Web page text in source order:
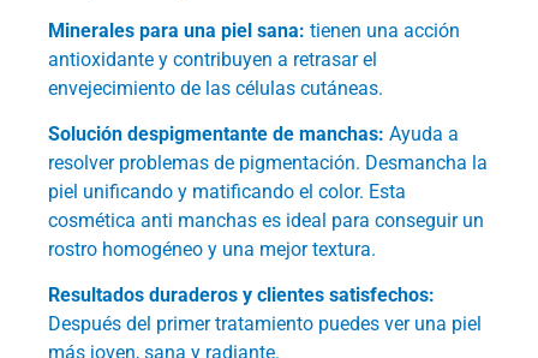
Minerales para una piel sana: tienen una acción
antioxidante y contribuyen a retrasar el
envejecimiento de las células cutáneas.
Solución despigmentante de manchas: Ayuda a
resolver problemas de pigmentación. Desmancha la
piel unificando y matificando el color. Esta
cosmética anti manchas es ideal para conseguir un
rostro homogéneo y una mejor textura.
Resultados duraderos y clientes satisfechos:
Después del primer tratamiento puedes ver una piel
más joven, sana y radiante.